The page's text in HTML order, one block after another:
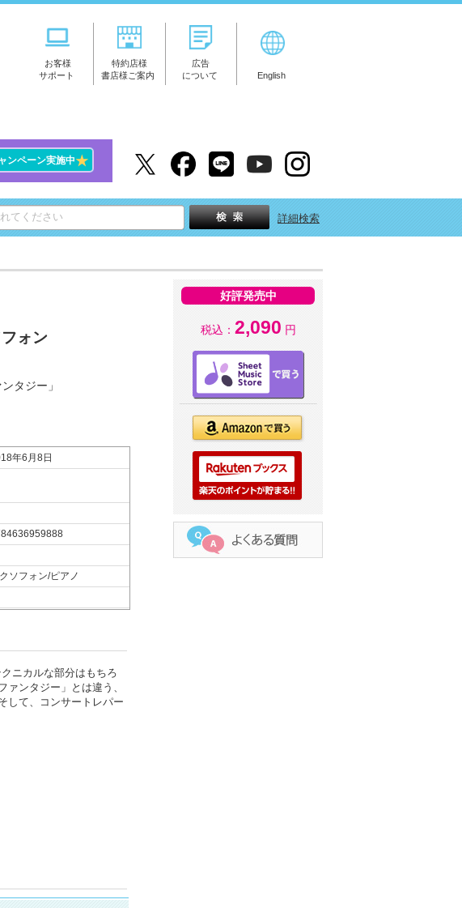
お客様
サポート
特約店様
書店様ご案内
広告
について
English
ンペーン実施中★
詳細検索
ォン
タジー」
年6月8日
ソフォン/ピアノ
ニカルな部分はもちろ
ンタジー」とは違う、
して、コンサートレパー
好評発売中
税込： 2,090 円